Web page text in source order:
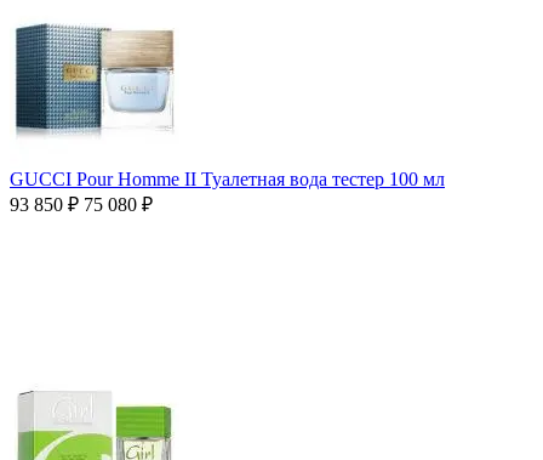
GUCCI Pour Homme II Туалетная вода тестер 100 мл
93 850 ₽ 75 080 ₽